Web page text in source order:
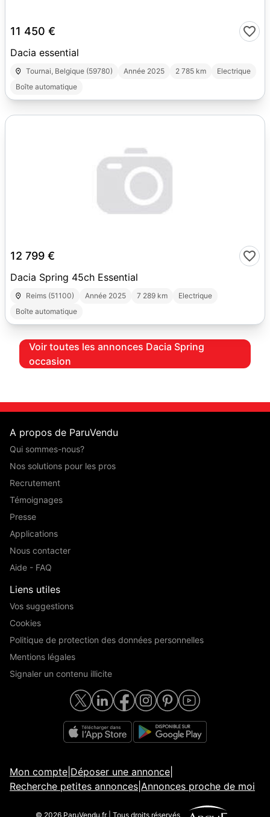
11 450 €
Dacia essential
Tournai, Belgique (59780) Année 2025 2 785 km
Electrique
Boîte automatique
12 799 €
Dacia Spring 45ch Essential
Reims (51100) Année 2025 7 289 km
Electrique
Boîte automatique
Voir toutes les annonces Dacia Spring
occasion
A propos de ParuVendu
Qui sommes-nous?
Nos solutions pour les pros
Recrutement
Témoignages
Presse
Applications
Nous contacter
Aide - FAQ
Liens utiles
Vos suggestions
Cookies
Politique de protection des données personnelles
Mentions légales
Signaler un contenu illicite
Mon compte Déposer une annonce
Recherche petites annonces Annonces proche de moi
© 2026 ParuVendu.fr | Tous droits réservés